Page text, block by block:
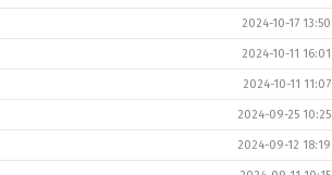
2024-10-17 13:50
2024-10-11 16:01
2024-10-11 11:07
2024-09-25 10:25
2024-09-12 18:19